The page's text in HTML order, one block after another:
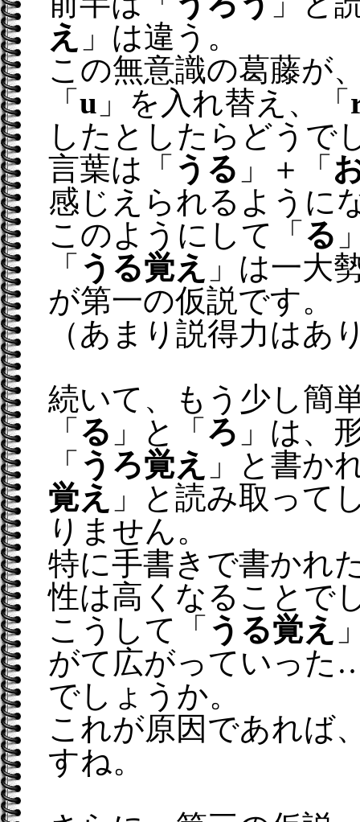
え 」は違う。
この無意識の葛藤が
「 u 」を入れ替え、「
したとしたらどうで
言葉は「 うる 」＋「
感じえられるように
このようにして「 る
「 うる覚え 」は一大
が第一の仮説です。
（あまり説得力は
続いて、もう少し簡
「 る 」と「 ろ 」は、
「 うろ覚え 」と書か
覚え 」と読み取って
りません。
特に手書きで書かれ
性は高くなることで
こうして「 うる覚え
がて広がっていった
でしょうか。
これが原因であれば
すね。